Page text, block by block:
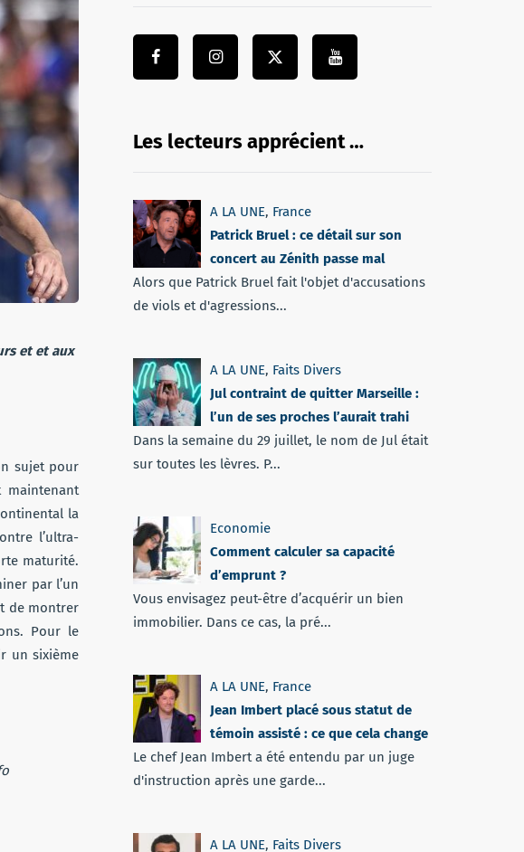
et et aux
sujet pour
maintenant
la
l’ultra-
maturité.
par l’un
de montrer
Pour le
un sixième
Les lecteurs apprécient …
A LA UNE, France
Patrick Bruel : ce détail sur son
concert au Zénith passe mal
Alors que Patrick Bruel fait l'objet d'accusations
de viols et d'agressions...
A LA UNE, Faits Divers
Jul contraint de quitter Marseille :
l’un de ses proches l’aurait trahi
Dans la semaine du 29 juillet, le nom de Jul était
sur toutes les lèvres. P...
Economie
Comment calculer sa capacité
d’emprunt ?
Vous envisagez peut-être d’acquérir un bien
immobilier. Dans ce cas, la pré...
A LA UNE, France
Jean Imbert placé sous statut de
témoin assisté : ce que cela change
Le chef Jean Imbert a été entendu par un juge
d'instruction après une garde...
A LA UNE, Faits Divers